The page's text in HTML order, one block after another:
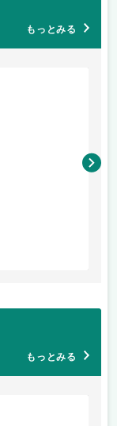
もっとみる
黄
もっとみる